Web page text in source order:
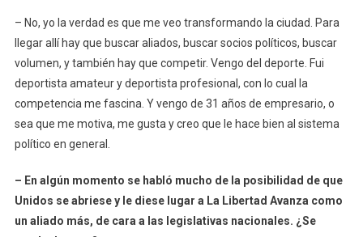
– No, yo la verdad es que me veo transformando la ciudad. Para
llegar allí hay que buscar aliados, buscar socios políticos, buscar
volumen, y también hay que competir. Vengo del deporte. Fui
deportista amateur y deportista profesional, con lo cual la
competencia me fascina. Y vengo de 31 años de empresario, o
sea que me motiva, me gusta y creo que le hace bien al sistema
político en general.
– En algún momento se habló mucho de la posibilidad de que
Unidos se abriese y le diese lugar a La Libertad Avanza como
un aliado más, de cara a las legislativas nacionales. ¿Se